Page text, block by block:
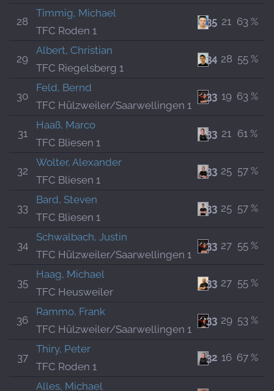
28
Timmig, Michael
TFC Roden 1
35 21 63 %
29
Albert, Christian
TFC Riegelsberg 1
34 28 55 %
30
Feld, Bernd
TFC Hülzweiler/Saarwellingen 1
33 19 63 %
31
Haaß, Marco
TFC Bliesen 1
33 21 61 %
32
Wolter, Alexander
TFC Bliesen 1
33 25 57 %
33
Bard, Steven
TFC Bliesen 1
33 25 57 %
34
Schwalbach, Justin
TFC Hülzweiler/Saarwellingen 1
33 27 55 %
35
Haag, Michael
TFC Heusweiler
33 27 55 %
36
Rammo, Frank
TFC Hülzweiler/Saarwellingen 1
33 29 53 %
37
Thiry, Peter
TFC Roden 1
32 16 67 %
Alles, Michael